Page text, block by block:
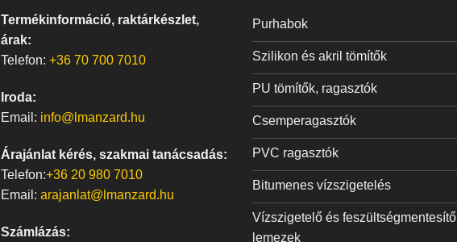
Termékinformáció, raktárkészlet,
árak:
Telefon: +36 70 700 7010
Iroda:
Email: info@lmanzard.hu
Árajánlat kérés, szakmai tanácsadás:
Telefon:+36 20 980 7010
Email: arajanlat@lmanzard.hu
Számlázás:
Purhabok
Szilikon és akril tömítők
PU tömítők, ragasztók
Csemperagasztók
PVC ragasztók
Bitumenes vízszigetelés
Vízszigetelő és feszültségmentesítő
lemezek